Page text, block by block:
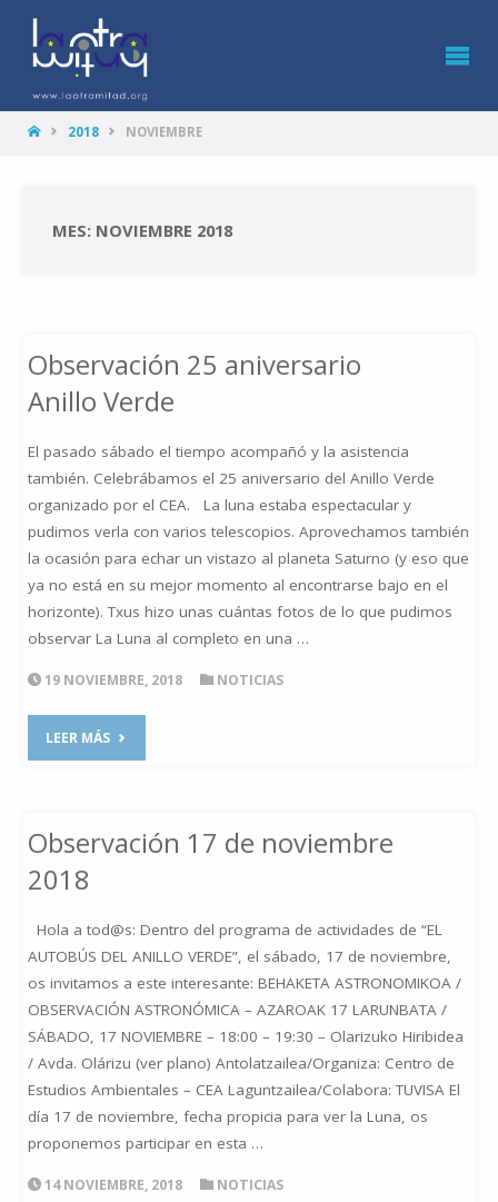
HOME2018 NOVIEMBRE
MES: NOVIEMBRE 2018
Observación 25 aniversario
Anillo Verde
El pasado sábado el tiempo acompañó y la asistencia
también. Celebrábamos el 25 aniversario del Anillo Verde
organizado por el CEA. La luna estaba espectacular y
pudimos verla con varios telescopios. Aprovechamos también
la ocasión para echar un vistazo al planeta Saturno (y eso que
ya no está en su mejor momento al encontrarse bajo en el
horizonte). Txus hizo unas cuántas fotos de lo que pudimos
observar La Luna al completo en una …
19 NOVIEMBRE, 2018 NOTICIAS
LEER MÁS"OBSERVACIÓN
Observación 17 de noviembre
2018
Hola a tod@s: Dentro del programa de actividades de “EL
AUTOBÚS DEL ANILLO VERDE”, el sábado, 17 de noviembre,
os invitamos a este interesante: BEHAKETA ASTRONOMIKOA /
OBSERVACIÓN ASTRONÓMICA – AZAROAK 17 LARUNBATA /
SÁBADO, 17 NOVIEMBRE – 18:00 – 19:30 – Olarizuko Hiribidea
/ Avda. Olárizu (ver plano) Antolatzailea/Organiza: Centro de
Estudios Ambientales – CEA Laguntzailea/Colabora: TUVISA El
día 17 de noviembre, fecha propicia para ver la Luna, os
proponemos participar en esta …
14 NOVIEMBRE, 2018 NOTICIAS